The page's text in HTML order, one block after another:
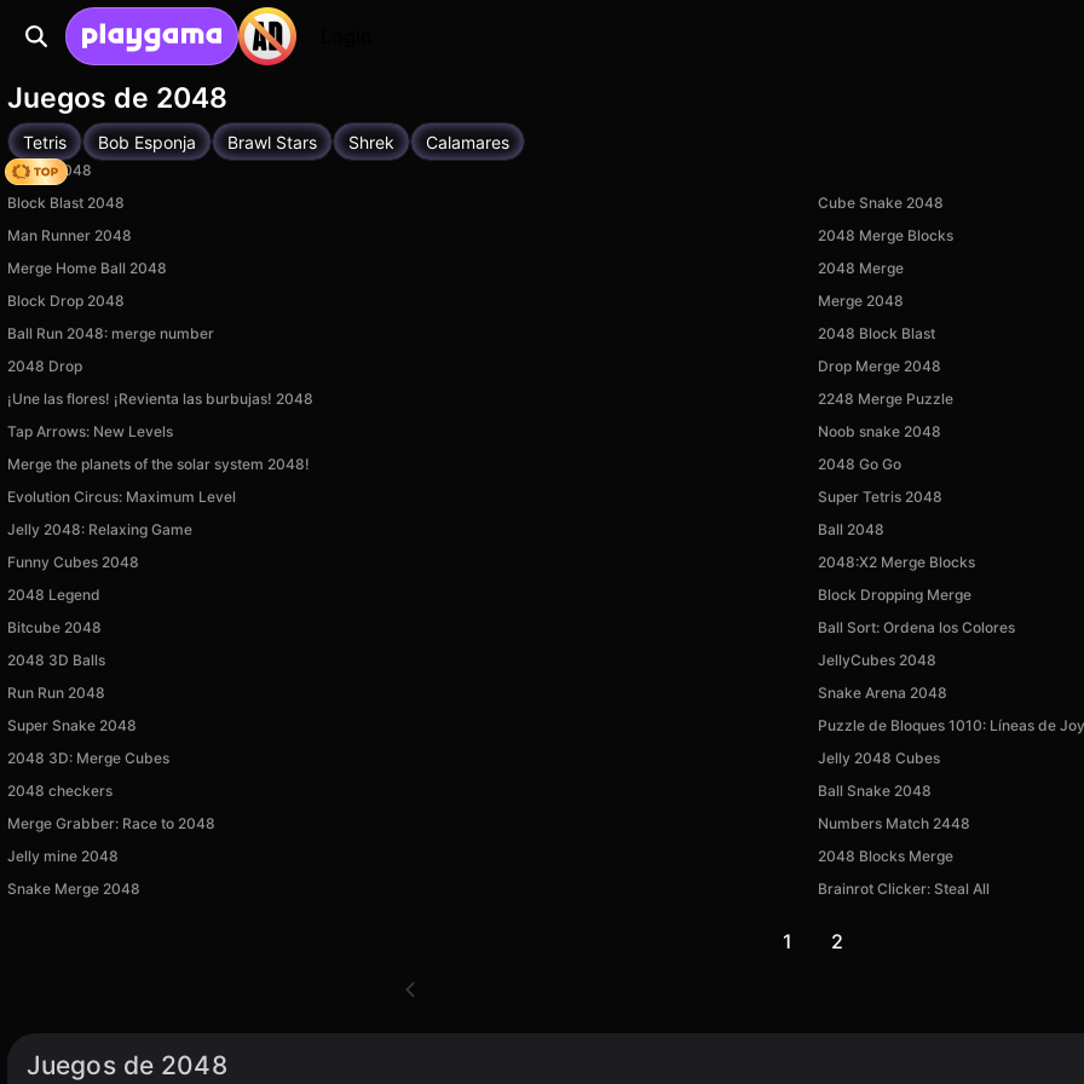
Juegos de 2048
Tetris Bob Esponja Brawl Stars Shrek Calamares
Snake 2048
Block Blast 2048
Cube Snake 2048
Man Runner 2048
2048 Merge Blocks
Merge Home Ball 2048
2048 Merge
Block Drop 2048
Merge 2048
Ball Run 2048: merge number
2048 Block Blast
2048 Drop
Drop Merge 2048
¡Une las flores! ¡Revienta las burbujas! 2048
2248 Merge Puzzle
Tap Arrows: New Levels
Noob snake 2048
Merge the planets of the solar system 2048!
2048 Go Go
Evolution Circus: Maximum Level
Super Tetris 2048
Jelly 2048: Relaxing Game
Ball 2048
Funny Cubes 2048
2048:X2 Merge Blocks
2048 Legend
Block Dropping Merge
Bitcube 2048
Ball Sort: Ordena los Colores
2048 3D Balls
JellyCubes 2048
Run Run 2048
Snake Arena 2048
Super Snake 2048
Puzzle de Bloques 1010: Líneas de
2048 3D: Merge Cubes
Jelly 2048 Cubes
2048 checkers
Ball Snake 2048
Merge Grabber: Race to 2048
Numbers Match 2448
Jelly mine 2048
2048 Blocks Merge
Snake Merge 2048
Brainrot Clicker: Steal All
1 2
Juegos de 2048